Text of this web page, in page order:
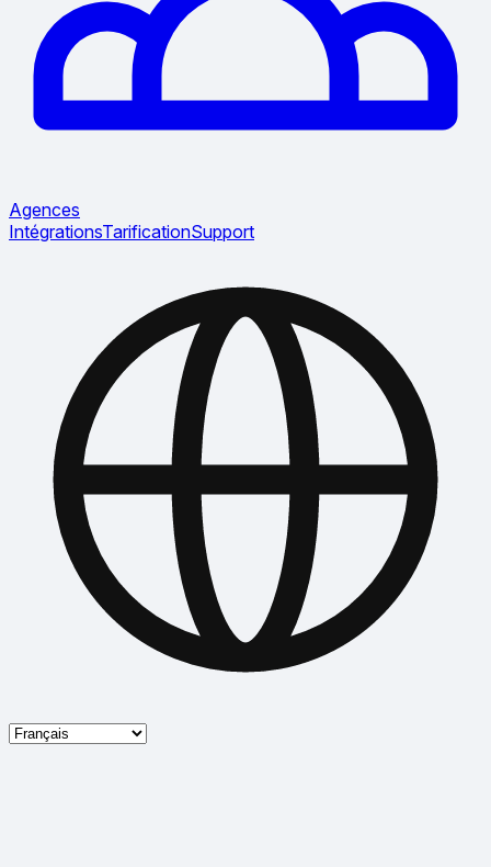
Agences
IntégrationsTarificationSupport